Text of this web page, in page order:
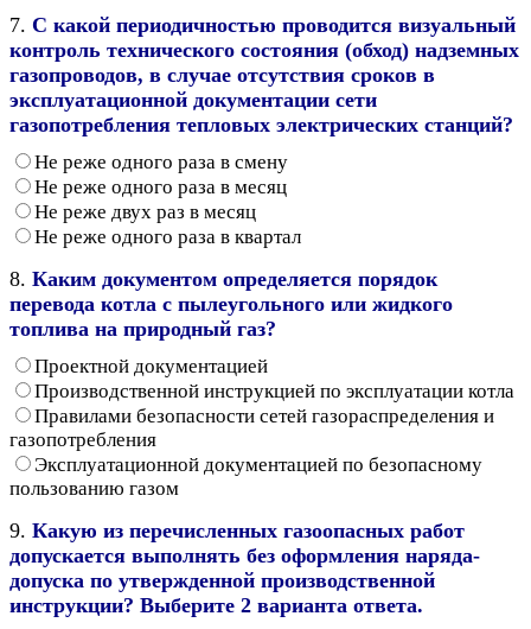
7. С какой периодичностью проводится визуальный
контроль технического состояния (обход) надземных
газопроводов, в случае отсутствия сроков в
эксплуатационной документации сети
газопотребления тепловых электрических станций?
Не реже одного раза в смену
Не реже одного раза в месяц
Не реже двух раз в месяц
Не реже одного раза в квартал
8. Каким документом определяется порядок
перевода котла с пылеугольного или жидкого
топлива на природный газ?
Проектной документацией
Производственной инструкцией по эксплуатации котла
Правилами безопасности сетей газораспределения и
газопотребления
Эксплуатационной документацией по безопасному
пользованию газом
9. Какую из перечисленных газоопасных работ
допускается выполнять без оформления наряда-
допуска по утвержденной производственной
инструкции? Выберите 2 варианта ответа.